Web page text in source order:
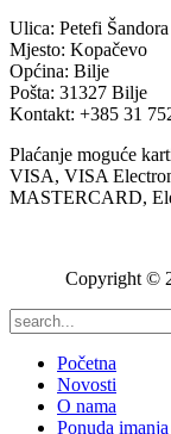
Ulica: Petefi
Mjesto: Kopačevo
Općina: Bilje
Pošta: 31327 Bilje
Kontakt: +385 31
Plaćanje moguće
VISA, VISA
MASTERCARD,
Copyright ©
Početna
Novosti
O nama
Ponuda imanja